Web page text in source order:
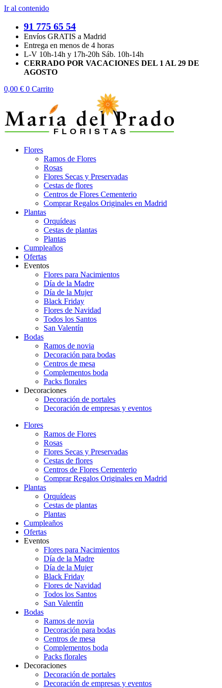
Ir al contenido
91 775 65 54
Envíos GRATIS a Madrid
Entrega en menos de 4 horas
L-V 10h-14h y 17h-20h Sáb. 10h-14h
CERRADO POR VACACIONES DEL 1 AL 29 DE
AGOSTO
0,00 € 0 Carrito
Flores
Ramos de Flores
Rosas
Flores Secas y Preservadas
Cestas de flores
Centros de Flores Cementerio
Comprar Regalos Originales en Madrid
Plantas
Orquídeas
Cestas de plantas
Plantas
Cumpleaños
Ofertas
Eventos
Flores para Nacimientos
Día de la Madre
Día de la Mujer
Black Friday
Flores de Navidad
Todos los Santos
San Valentín
Bodas
Ramos de novia
Decoración para bodas
Centros de mesa
Complementos boda
Packs florales
Decoraciones
Decoración de portales
Decoración de empresas y eventos
Flores
Ramos de Flores
Rosas
Flores Secas y Preservadas
Cestas de flores
Centros de Flores Cementerio
Comprar Regalos Originales en Madrid
Plantas
Orquídeas
Cestas de plantas
Plantas
Cumpleaños
Ofertas
Eventos
Flores para Nacimientos
Día de la Madre
Día de la Mujer
Black Friday
Flores de Navidad
Todos los Santos
San Valentín
Bodas
Ramos de novia
Decoración para bodas
Centros de mesa
Complementos boda
Packs florales
Decoraciones
Decoración de portales
Decoración de empresas y eventos